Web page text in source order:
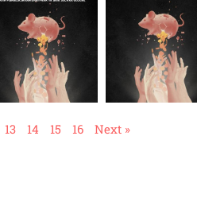
13 14 15 16 Next »